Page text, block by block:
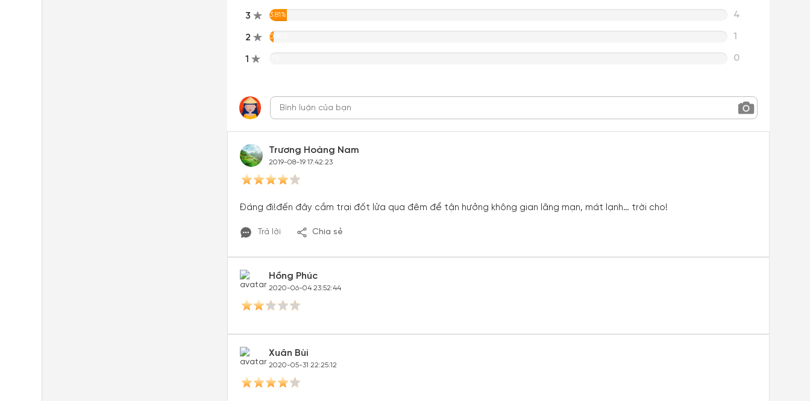
3 3.81% 4
2 0.95% 1
1 0
Trương Hoàng Nam
2019-08-19 17:42:23
Đáng đi!đến đây cắm trại đốt lửa qua đêm để tận hưởng không gian lãng mạn, mát lạnh… trời cho!
Trả lời Chia sẻ
Hồng Phúc
2020-06-04 23:52:44
Xuân Bùi
2020-05-31 22:25:12